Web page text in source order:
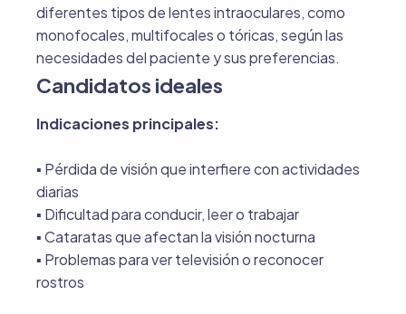
diferentes tipos de lentes intraoculares, como
monofocales, multifocales o tóricas, según las
necesidades del paciente y sus preferencias.
Candidatos ideales
Indicaciones principales:
▪︎ Pérdida de visión que interfiere con actividades
diarias
▪︎ Dificultad para conducir, leer o trabajar
▪︎ Cataratas que afectan la visión nocturna
▪︎ Problemas para ver televisión o reconocer
rostros